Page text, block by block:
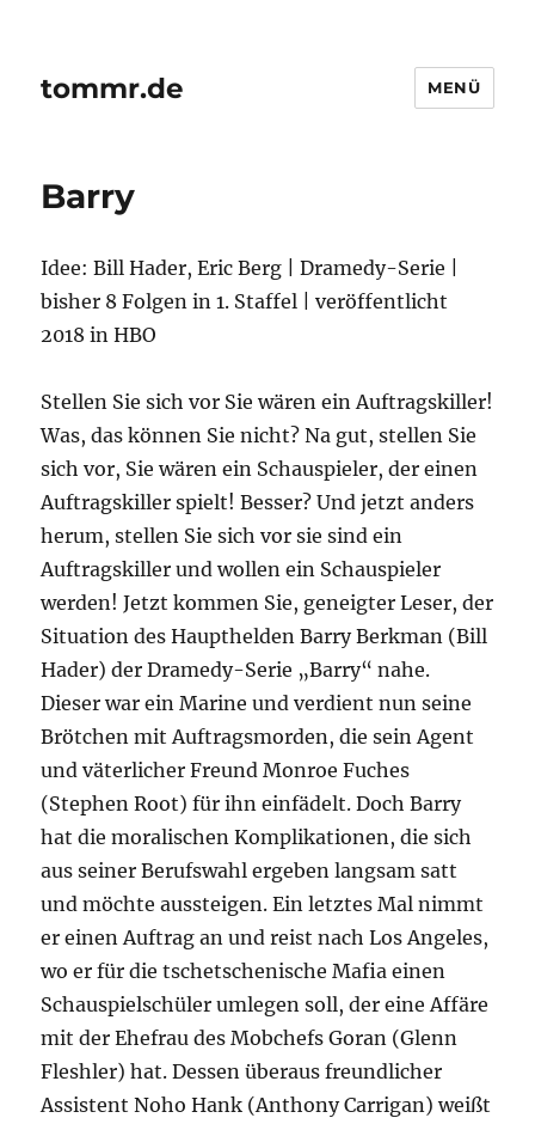
tommr.de MENÜ
Barry
Idee: Bill Hader, Eric Berg | Dramedy-Serie |
bisher 8 Folgen in 1. Staffel | veröffentlicht
2018 in HBO
Stellen Sie sich vor Sie wären ein Auftragskiller!
Was, das können Sie nicht? Na gut, stellen Sie
sich vor, Sie wären ein Schauspieler, der einen
Auftragskiller spielt! Besser? Und jetzt anders
herum, stellen Sie sich vor sie sind ein
Auftragskiller und wollen ein Schauspieler
werden! Jetzt kommen Sie, geneigter Leser, der
Situation des Haupthelden Barry Berkman (Bill
Hader) der Dramedy-Serie „Barry“ nahe.
Dieser war ein Marine und verdient nun seine
Brötchen mit Auftragsmorden, die sein Agent
und väterlicher Freund Monroe Fuches
(Stephen Root) für ihn einfädelt. Doch Barry
hat die moralischen Komplikationen, die sich
aus seiner Berufswahl ergeben langsam satt
und möchte aussteigen. Ein letztes Mal nimmt
er einen Auftrag an und reist nach Los Angeles,
wo er für die tschetschenische Mafia einen
Schauspielschüler umlegen soll, der eine Affäre
mit der Ehefrau des Mobchefs Goran (Glenn
Fleshler) hat. Dessen überaus freundlicher
Assistent Noho Hank (Anthony Carrigan) weißt